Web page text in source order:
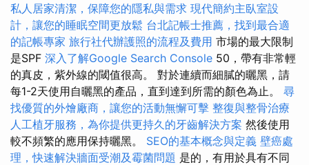
私人居家清潔，保障您的隱私與需求 現代簡約主臥室設
計，讓您的睡眠空間更放鬆 台北記帳士推薦，找到最合適
的記帳專家 旅行社代辦護照的流程及費用 市場的最大限制
是SPF 深入了解Google Search Console 50，帶有非常輕
的真皮，紫外線的閾值很高。 對於連續而細膩的曬黑，請
每1-2天使用自曬黑的產品，直到達到所需的顏色為止。 尋
找優質的外燴廠商，讓您的活動無懈可擊 整復與整骨治療
人工植牙服務，為你提供更持久的牙齒解決方案 然後使用
較不頻繁的應用保持曬黑。 SEO的基本概念與定義 壁癌處
理，快速解決牆面受潮及霉菌問題 是的，有用於具有不同